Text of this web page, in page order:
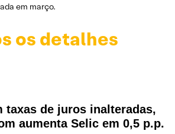
em março.
os detalhes
taxas de juros inalteradas,
aumenta Selic em 0,5 p.p.